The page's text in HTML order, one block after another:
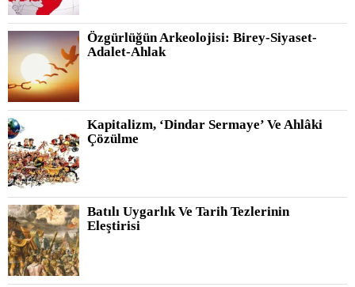
Özgürlüğün Arkeolojisi: Birey-Siyaset-
Adalet-Ahlak
Kapitalizm, ‘Dindar Sermaye’ Ve Ahlâki
Çözülme
Batılı Uygarlık Ve Tarih Tezlerinin
Eleştirisi